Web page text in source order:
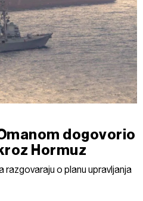
dogovorio
Hormuz
razgovaraju o planu upravljanja